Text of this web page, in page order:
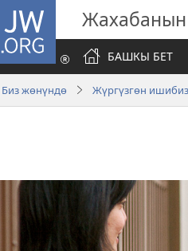
JW.ORG
БАШКЫ БЕТ
Биз жөнүндө Жүргүзгөн ишибиз